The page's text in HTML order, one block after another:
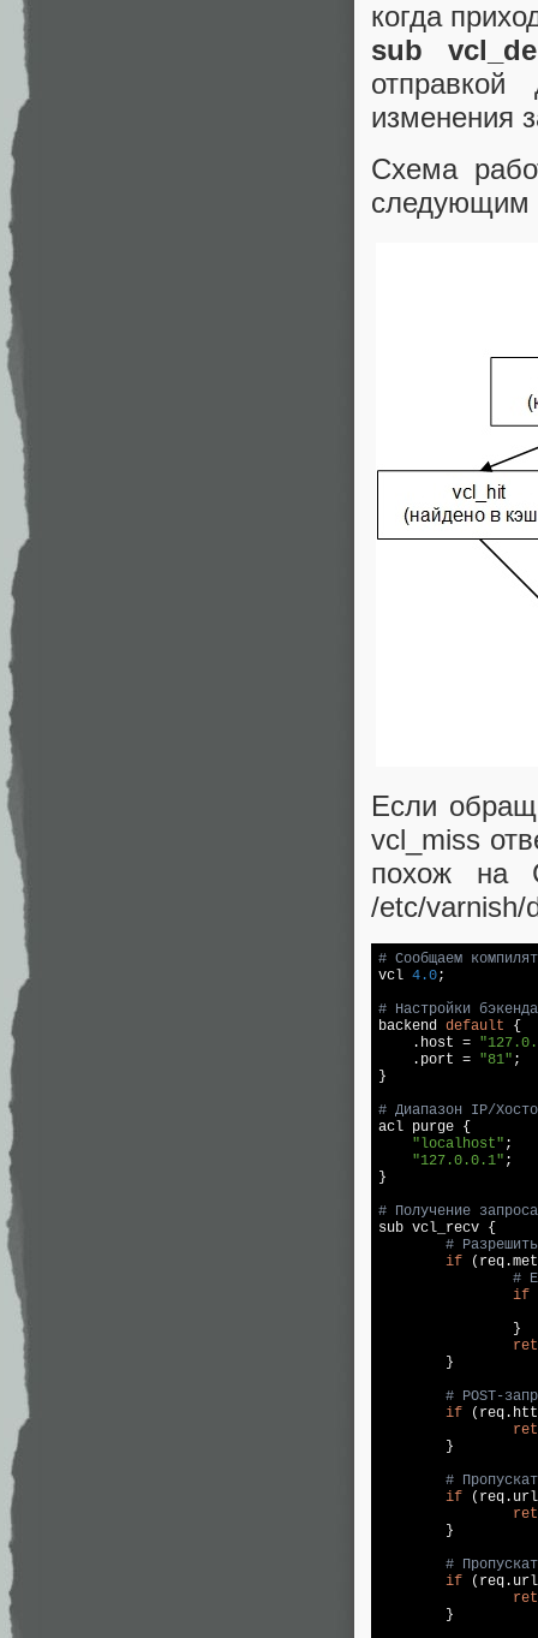
когда
sub
изменения
Схема
следующим
Если
vcl_miss
похож на
/etc/varnish/
# Сообщаем
vcl 4.0;
# Настройки бэкенда
backend default {
    .host =
    .port =
"81" ;
}
# Диапазон IP/
acl purge {
"localhost" ;
"127.0.0.1" ;
}
# Получение
sub vcl_recv {
#
if
#
if
                }
        }
# POST-
if
        }
#
if
        }
#
if
        }